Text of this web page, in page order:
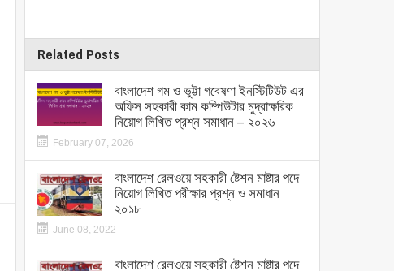
Related Posts
বাংলাদেশ গম ও ভুট্টা গবেষণা ইনস্টিটিউট এর
অফিস সহকারী কাম কম্পিউটার মুদ্রাক্ষরিক
নিয়োগ লিখিত প্রশ্ন সমাধান – ২০২৬
February 07, 2026
বাংলাদেশ রেলওয়ে সহকারী ষ্টেশন মাষ্টার পদে
নিয়োগ লিখিত পরীক্ষার প্রশ্ন ও সমাধান
২০১৮
June 08, 2022
বাংলাদেশ রেলওয়ে সহকারী ষ্টেশন মাষ্টার পদে